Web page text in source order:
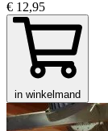
€ 12,95
in winkelmand